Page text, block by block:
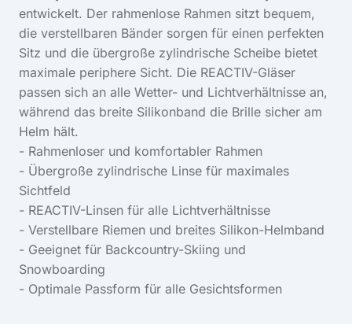
entwickelt. Der rahmenlose Rahmen sitzt bequem,
die verstellbaren Bänder sorgen für einen perfekten
Sitz und die übergroße zylindrische Scheibe bietet
maximale periphere Sicht. Die REACTIV-Gläser
passen sich an alle Wetter- und Lichtverhältnisse an,
während das breite Silikonband die Brille sicher am
Helm hält.
- Rahmenloser und komfortabler Rahmen
- Übergroße zylindrische Linse für maximales
Sichtfeld
- REACTIV-Linsen für alle Lichtverhältnisse
- Verstellbare Riemen und breites Silikon-Helmband
- Geeignet für Backcountry-Skiing und
Snowboarding
- Optimale Passform für alle Gesichtsformen